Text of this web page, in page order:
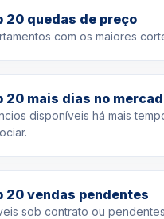
20 quedas de preço
com os maiores
20 mais dias no
disponíveis há mais
20 vendas pendentes
sob contrato ou